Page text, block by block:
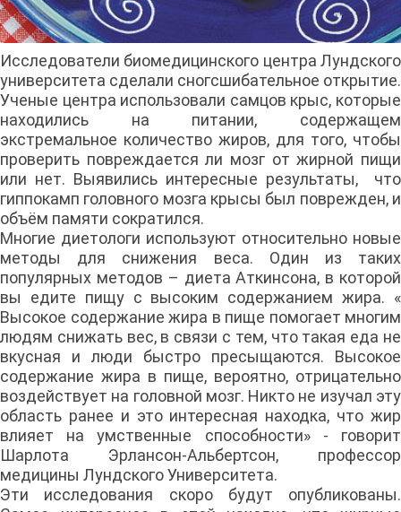
Исследователи биомедицинского центра Лундского
университета сделали сногсшибательное открытие.
Ученые центра использовали самцов крыс, которые
находились на питании, содержащем
экстремальное количество жиров, для того, чтобы
проверить повреждается ли мозг от жирной пищи
или нет. Выявились интересные результаты, что
гиппокамп головного мозга крысы был поврежден, и
объём памяти сократился.
Многие диетологи используют относительно новые
методы для снижения веса. Один из таких
популярных методов – диета Аткинсона, в которой
вы едите пищу с высоким содержанием жира. «
Высокое содержание жира в пище помогает многим
людям снижать вес, в связи с тем, что такая еда не
вкусная и люди быстро пресыщаются. Высокое
содержание жира в пище, вероятно, отрицательно
воздействует на головной мозг. Никто не изучал эту
область ранее и это интересная находка, что жир
влияет на умственные способности» - говорит
Шарлота Эрлансон-Альбертсон, профессор
медицины Лундского Университета.
Эти исследования скоро будут опубликованы.